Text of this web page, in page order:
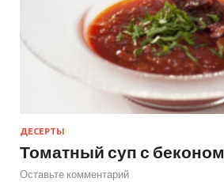
ДЕСЕРТЫ
Томатный суп с беконом
Оставьте комментарий